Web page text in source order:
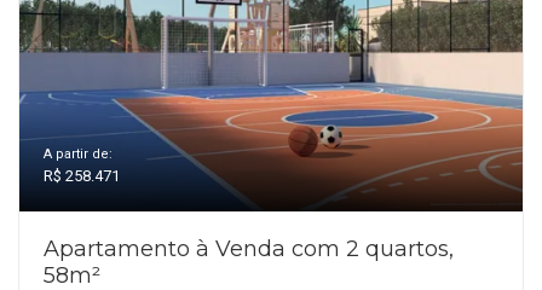
A partir de:
R$ 258.471
Apartamento à Venda com 2 quartos,
58m²